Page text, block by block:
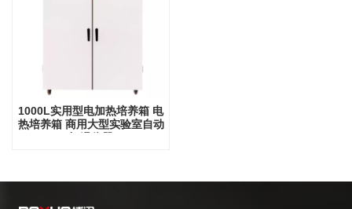
1000L实用型电加热培养箱 电
热培养箱 商用大型实验室自动